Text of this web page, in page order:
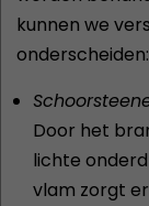
kunnen we
onderscheiden:
Door het
lichte
vlam zorgt